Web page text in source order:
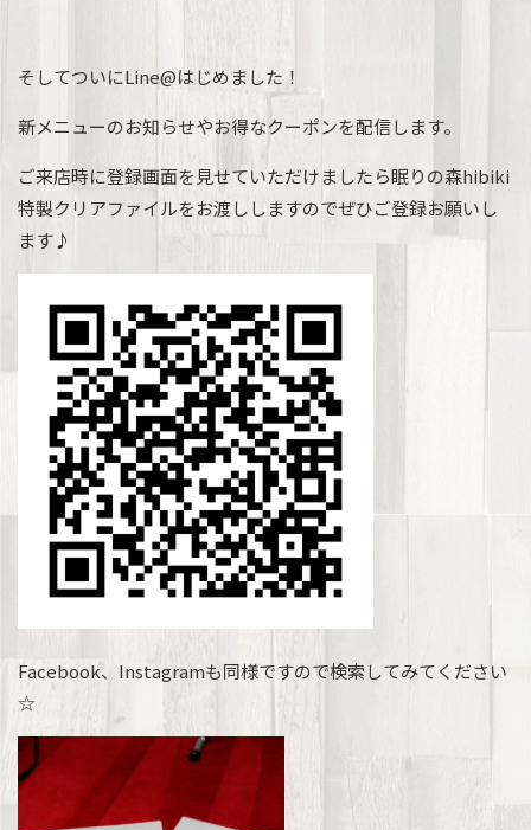
そしてついにLine@はじめました！
新メニューのお知らせやお得なクーポンを配信します。
ご来店時に登録画面を見せていただけましたら眠りの森hibiki
特製クリアファイルをお渡ししますのでぜひご登録お願いし
ます♪
Facebook、Instagramも同様ですので検索してみてください
☆